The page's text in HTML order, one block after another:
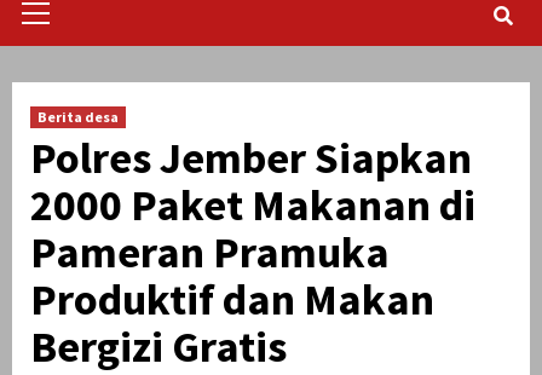
Menu
Berita desa
Polres Jember Siapkan
2000 Paket Makanan di
Pameran Pramuka
Produktif dan Makan
Bergizi Gratis